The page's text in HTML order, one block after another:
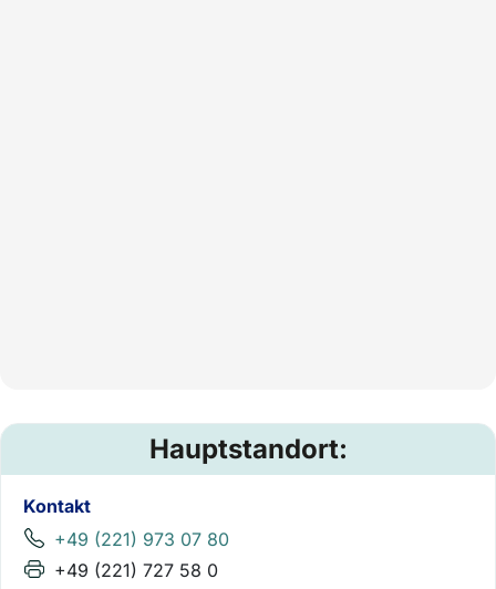
Hauptstandort:
Kontakt
+49 (221) 973 07 80
+49 (221) 727 58 0